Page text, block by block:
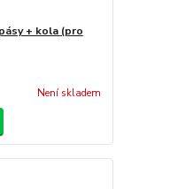
+ kola (pro
Není skladem